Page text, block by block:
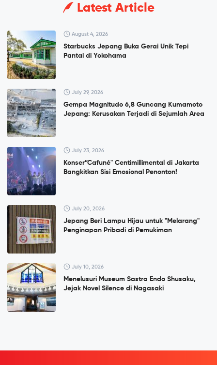
Latest Article
August 4, 2026
Starbucks Jepang Buka Gerai Unik Tepi
Pantai di Yokohama
July 29, 2026
Gempa Magnitudo 6,8 Guncang Kumamoto
Jepang: Kerusakan Terjadi di Sejumlah Area
July 23, 2026
Konser”Cafuné" Centimillimental di Jakarta
Bangkitkan Sisi Emosional Penonton!
July 20, 2026
Jepang Beri Lampu Hijau untuk "Melarang"
Penginapan Pribadi di Pemukiman
July 10, 2026
Menelusuri Museum Sastra Endō Shūsaku,
Jejak Novel Silence di Nagasaki